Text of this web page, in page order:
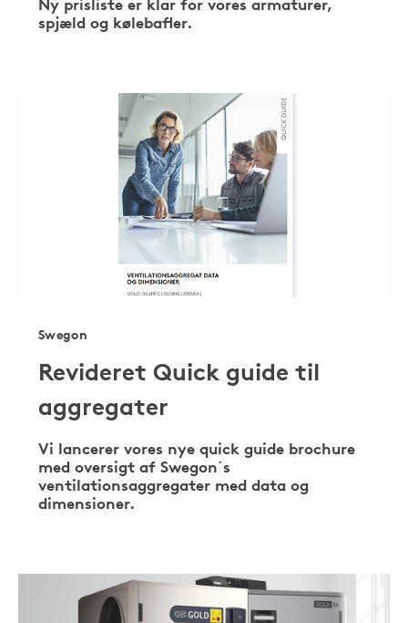
Ny prisliste er klar for vores armaturer,
spjæld og kølebafler.
Swegon
Revideret Quick guide til
aggregater
Vi lancerer vores nye quick guide brochure
med oversigt af Swegon´s
ventilationsaggregater med data og
dimensioner.